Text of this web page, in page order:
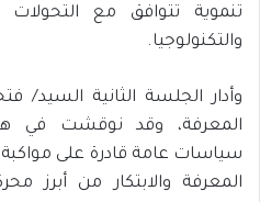
تنموية تتوافق مع
والتكنولوجيا.
وأدار الجلسة الثانية
المعرفة، وقد نوقشت في
سياسات عامة قادرة على
المعرفة والابتكار من أبرز